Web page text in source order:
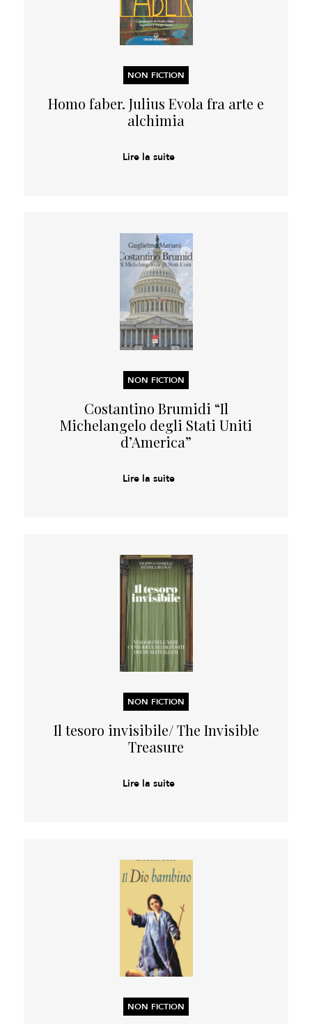
NON FICTION
Homo faber. Julius Evola fra arte e
alchimia
Lire la suite
NON FICTION
Costantino Brumidi “Il
Michelangelo degli Stati Uniti
d’America”
Lire la suite
NON FICTION
Il tesoro invisibile/ The Invisible
Treasure
Lire la suite
NON FICTION